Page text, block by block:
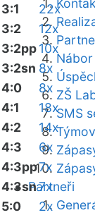
ZŠ
SMS
Partneři
3:1
22x
3:2
12x
3:2pp10x
3:2sn 8x
4:0
8x
4:1
18x
4:2
14x
4:3
6x
4:3pp7x
4:3sn7x
5:0
2x